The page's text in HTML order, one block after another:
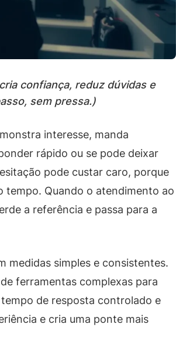
confiança, reduz dúvidas e
sem pressa.)
interesse, manda
rápido ou se pode deixar
pode custar caro, porque
tempo. Quando o atendimento ao
a referência e passa para a
medidas simples e consistentes.
ferramentas complexas para
de resposta controlado e
e cria uma ponte mais